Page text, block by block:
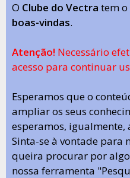
O Clube do Vectra tem o
boas-vindas.
Atenção! Necessário
acesso para continuar
Esperamos que o
ampliar os seus
esperamos, igualmente,
Sinta-se à vontade para
queira procurar por
nossa ferramenta